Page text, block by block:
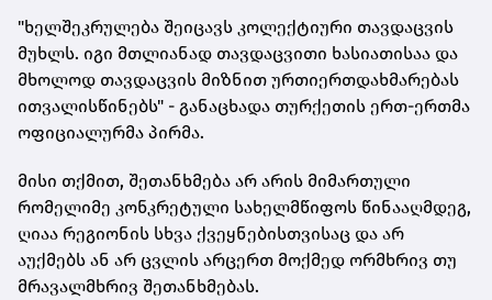
"ხელშეკრულება შეიცავს კოლექტიური თავდაცვის
მუხლს. იგი მთლიანად თავდაცვითი ხასიათისაა და
მხოლოდ თავდაცვის მიზნით ურთიერთდახმარებას
ითვალისწინებს" - განაცხადა თურქეთის ერთ-ერთმა
ოფიციალურმა პირმა.
მისი თქმით, შეთანხმება არ არის მიმართული
რომელიმე კონკრეტული სახელმწიფოს წინააღმდეგ,
ღიაა რეგიონის სხვა ქვეყნებისთვისაც და არ
აუქმებს ან არ ცვლის არცერთ მოქმედ ორმხრივ თუ
მრავალმხრივ შეთანხმებას.